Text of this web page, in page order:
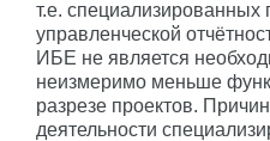
т.е. специализированных
управленческой
ИБЕ не является
неизмеримо меньше
разрезе проектов.
деятельности